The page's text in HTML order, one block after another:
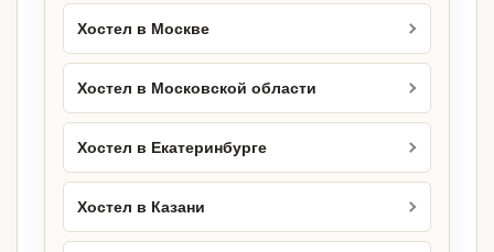
Хостел в Москве
Хостел в Московской области
Хостел в Екатеринбурге
Хостел в Казани